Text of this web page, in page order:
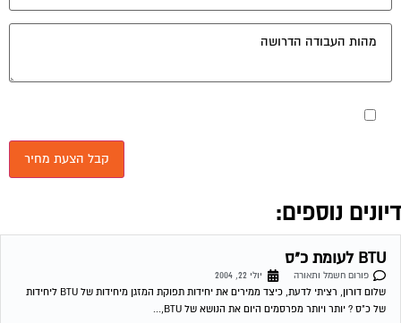
BTU לעומת כ"ס
פורום חשמל ותאורה
יולי 22, 2004
מזגן פאזה אחת או שלוש פאזות – מה עדיף |p@|
שמעתי מפי מומחה בעל שם כי יש הבדלים בצריכת החשמל או החיוב או מהירות שעון
תאורת דירה
פורום חשמל ותאורה
יולי 23, 2004
לקראת מעבר לדירה חדשה הייתי רוצה לדעת מספר דברים לגבי תאורת הדירה ובאותה
הזדמנות לאשש או להפריך דעה לגבי ספוטים. האם יש סוג מסויים של...